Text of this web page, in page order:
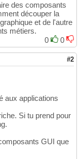
des composants
découper la
et de l'autre
métiers.
0
0
#2
aux applications
Si tu prend pour
GUI que